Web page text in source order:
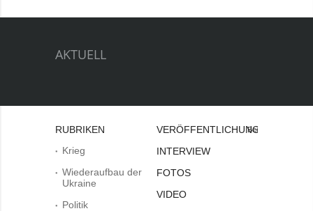
AKTUELL
RUBRIKEN
Krieg
Wiederaufbau der
Ukraine
Politik
VERÖFFENTLICHUNGEN
INTERVIEW
FOTOS
VIDEO
Bei